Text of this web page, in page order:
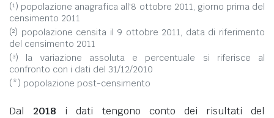
(¹) popolazione anagrafica all'8 ottobre 2011, giorno prima del
censimento 2011
(²) popolazione censita il 9 ottobre 2011, data di riferimento
del censimento 2011
(³) la variazione assoluta e percentuale si riferisce al
confronto con i dati del 31/12/2010
(*) popolazione post-censimento
Dal 2018 i dati tengono conto dei risultati del